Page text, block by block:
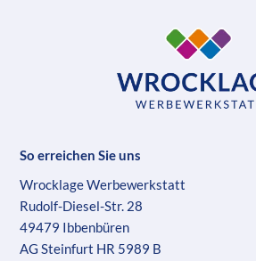
So erreichen Sie uns
Wrocklage Werbewerkstatt
Rudolf-Diesel-Str. 28
49479 Ibbenbüren
AG Steinfurt HR 5989 B